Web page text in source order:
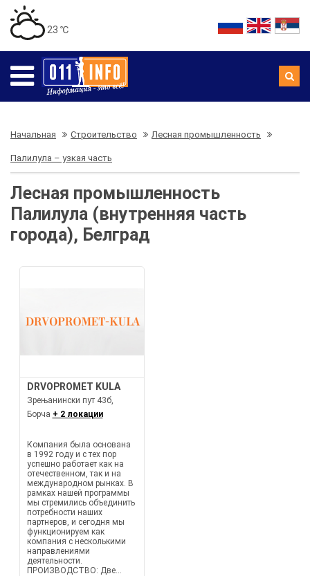
23 ℃
Начальная Строительство Лесная промышленность
Палилула – узкая часть
Лесная промышленность
Палилула (внутренняя часть
города), Белград
DRVOPROMET KULA
Зрењанински пут 43б,
Борча + 2 локации
Компания была основана
в 1992 году и с тех пор
успешно работает как на
отечественном, так и на
международном рынках. В
рамках нашей программы
мы стремились объединить
потребности наших
партнеров, и сегодня мы
функционируем как
компания с несколькими
направлениями
деятельности.
ПРОИЗВОДСТВО: Две...